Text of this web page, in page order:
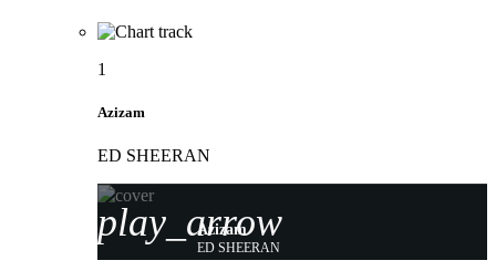
1
Azizam
ED SHEERAN
play_arrow
Azizam
ED SHEERAN